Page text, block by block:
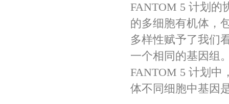
FANTOM 5 计划的
的多细胞有机体，
多样性赋予了我们
一个相同的基因组
FANTOM 5 计划中
体不同细胞中基因